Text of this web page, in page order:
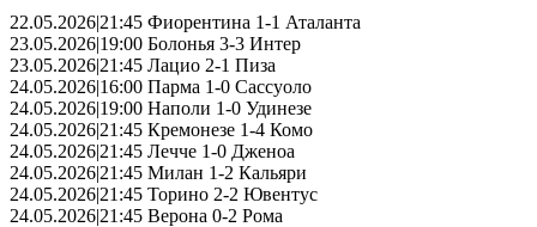
22.05.2026|21:45 Фиорентина 1-1 Аталанта
23.05.2026|19:00 Болонья 3-3 Интер
23.05.2026|21:45 Лацио 2-1 Пиза
24.05.2026|16:00 Парма 1-0 Сассуоло
24.05.2026|19:00 Наполи 1-0 Удинезе
24.05.2026|21:45 Кремонезе 1-4 Комо
24.05.2026|21:45 Лечче 1-0 Дженоа
24.05.2026|21:45 Милан 1-2 Кальяри
24.05.2026|21:45 Торино 2-2 Ювентус
24.05.2026|21:45 Верона 0-2 Рома